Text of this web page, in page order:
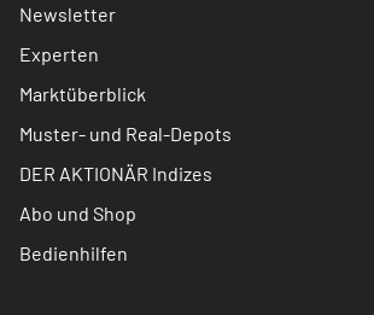
Newsletter
Experten
Marktüberblick
Muster- und Real-Depots
DER AKTIONÄR Indizes
Abo und Shop
Bedienhilfen